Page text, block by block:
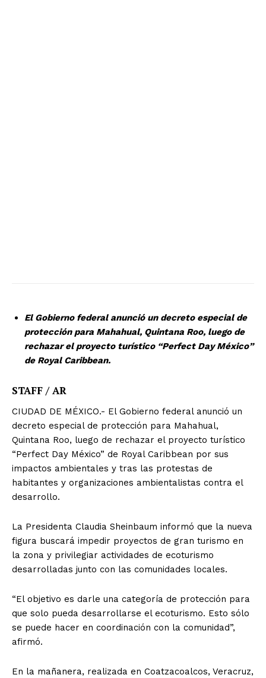
El Gobierno federal anunció un decreto especial de
protección para Mahahual, Quintana Roo, luego de
rechazar el proyecto turístico “Perfect Day México”
de Royal Caribbean.
STAFF / AR
CIUDAD DE MÉXICO.- El Gobierno federal anunció un
decreto especial de protección para Mahahual,
Quintana Roo, luego de rechazar el proyecto turístico
“Perfect Day México” de Royal Caribbean por sus
impactos ambientales y tras las protestas de
habitantes y organizaciones ambientalistas contra el
desarrollo.
La Presidenta Claudia Sheinbaum informó que la nueva
figura buscará impedir proyectos de gran turismo en
la zona y privilegiar actividades de ecoturismo
desarrolladas junto con las comunidades locales.
“El objetivo es darle una categoría de protección para
que solo pueda desarrollarse el ecoturismo. Esto sólo
se puede hacer en coordinación con la comunidad”,
afirmó.
En la mañanera, realizada en Coatzacoalcos, Veracruz,